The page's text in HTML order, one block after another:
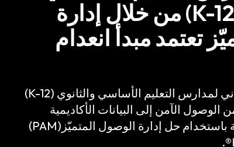
والثانوي (K-12) من خلال إدارة
تعتمد مبدأ انعدام
عزز الأمن السيبراني لمدارس التعليم الأساسي والثانوي (K-12)
الوصول الآمن إلى البيانات الأكاديمية
والإدارية الحساسة باستخدام حل إدارة الوصول المتميّز(PAM)